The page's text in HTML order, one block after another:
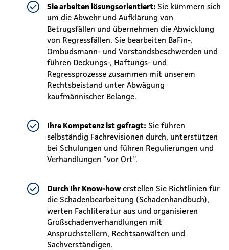
Sie arbeiten lösungsorientiert: Sie kümmern sich
um die Abwehr und Aufklärung von
Betrugsfällen und übernehmen die Abwicklung
von Regressfällen. Sie bearbeiten BaFin-,
Ombudsmann- und Vorstandsbeschwerden und
führen Deckungs-, Haftungs- und
Regressprozesse zusammen mit unserem
Rechtsbeistand unter Abwägung
kaufmännischer Belange.
Ihre Kompetenz ist gefragt: Sie führen
selbständig Fachrevisionen durch, unterstützen
bei Schulungen und führen Regulierungen und
Verhandlungen "vor Ort".
Durch Ihr Know-howerstellen Sie Richtlinien für
die Schadenbearbeitung (Schadenhandbuch),
werten Fachliteratur aus und organisieren
Großschadenverhandlungen mit
Anspruchstellern, Rechtsanwälten und
Sachverständigen.